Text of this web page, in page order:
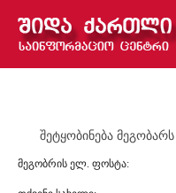
შეტყობინება მეგობარს
მეგობრის ელ. ფოსტა: